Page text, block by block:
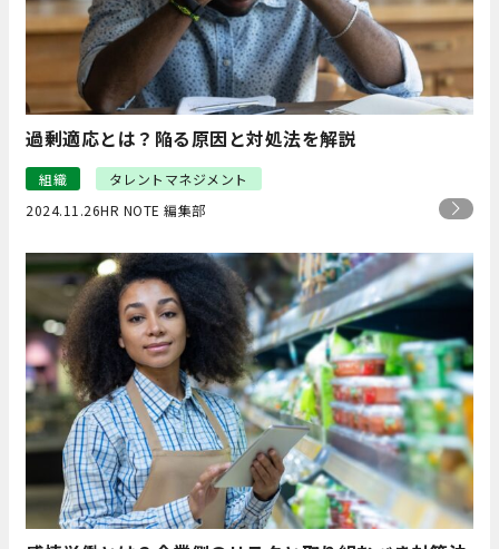
過剰適応とは？陥る原因と対処法を解説
組織
タレントマネジメント
2024.11.26HR NOTE 編集部